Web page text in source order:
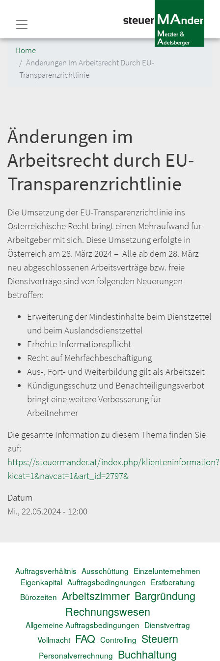
zum
Home
Änderungen Im Arbeitsrecht Durch EU-
Transparenzrichtlinie
Änderungen im
Arbeitsrecht durch EU-
Transparenzrichtlinie
Die Umsetzung der EU-Transparenzrichtlinie ins
Österreichische Recht bringt einen Mehraufwand für
Arbeitgeber mit sich. Diese Umsetzung erfolgte in
Österreich am 28. März 2024 – Alle ab dem 28. März
neu abgeschlossenen Arbeitsverträge bzw. freie
Dienstverträge sind von folgenden Neuerungen
betroffen:
Erweiterung der Mindestinhalte beim Dienstzettel
und beim Auslandsdienstzettel
Erhöhte Informationspflicht
Recht auf Mehrfachbeschäftigung
Aus-, Fort- und Weiterbildung gilt als Arbeitszeit
Kündigungsschutz und Benachteiligungsverbot
bringt eine weitere Verbesserung für
Arbeitnehmer
Die gesamte Information zu diesem Thema finden Sie
auf:
https://steuermander.at/index.php/klienteninformation?
kicat=1&navcat=1&art_id=2797&
Datum
Mi., 22.05.2024 - 12:00
Auftragsverhältnis Ausschüttung Einzelunternehmen
Eigenkapital Auftragsbedingnungen Erstberatung
Bürozeiten Arbeitszimmer Bargründung
Rechnungswesen
Allgemeine Auftragsbedingungen Dienstvertrag
Vollmacht FAQ Controlling Steuern
Personalverrechnung Buchhaltung